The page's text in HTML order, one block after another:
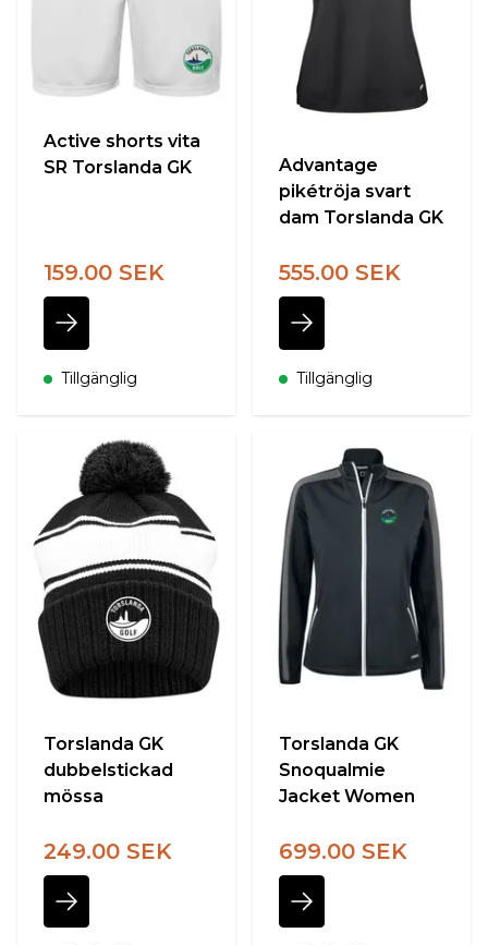
Active shorts vita
SR Torslanda GK
159.00 SEK
Tillgänglig
Advantage
pikétröja svart
dam Torslanda GK
555.00 SEK
Tillgänglig
Torslanda GK
dubbelstickad
mössa
249.00 SEK
Torslanda GK
Snoqualmie
Jacket Women
699.00 SEK